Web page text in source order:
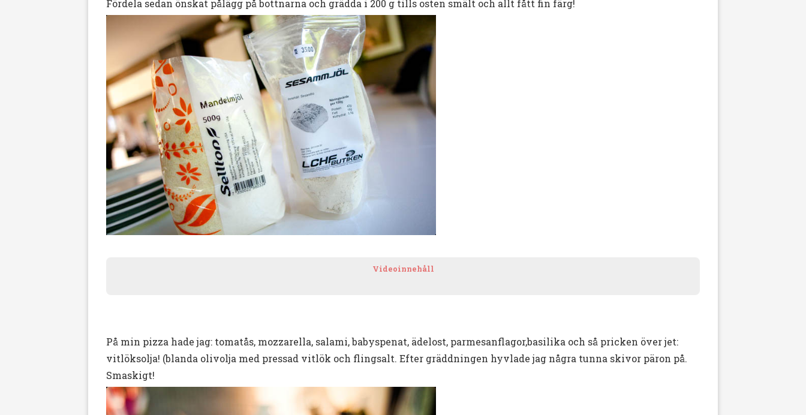
Fördela sedan önskat pålägg på bottnarna och grädda i 200 g tills osten smält och allt fått fin färg!
Videoinnehåll
På min pizza hade jag: tomatås, mozzarella, salami, babyspenat, ädelost, parmesanflagor,basilika och så pricken över jet:
vitlöksolja! (blanda olivolja med pressad vitlök och flingsalt. Efter gräddningen hyvlade jag några tunna skivor päron på.
Smaskigt!